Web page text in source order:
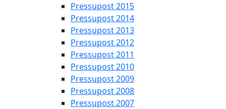
Pressupost 2015
Pressupost 2014
Pressupost 2013
Pressupost 2012
Pressupost 2011
Pressupost 2010
Pressupost 2009
Pressupost 2008
Pressupost 2007